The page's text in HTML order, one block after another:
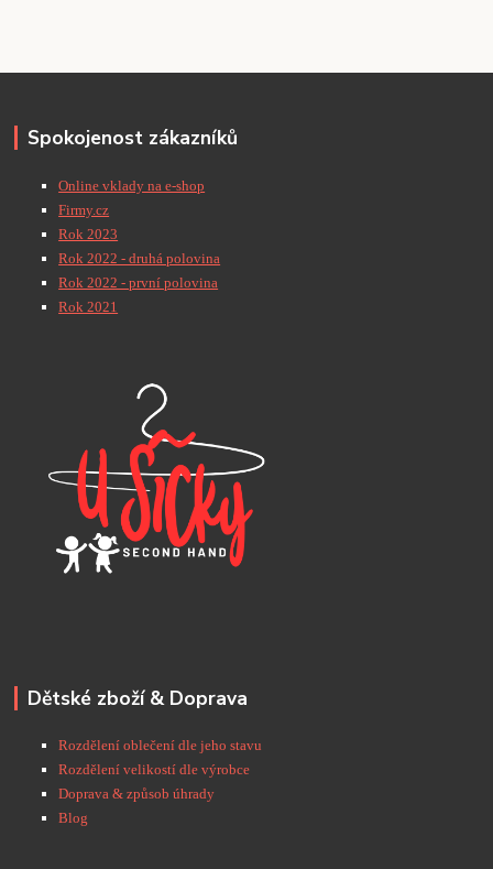
Spokojenost zákazníků
Online vklady na e-shop
Firmy.cz
Rok 2023
Rok 2022 - druhá polovina
Rok 2022 - první polovina
Rok 2021
Dětské zboží & Doprava
Rozdělení oblečení dle jeho stavu
Rozdělení velikostí dle výrobce
Doprava & způsob úhrady
Blog